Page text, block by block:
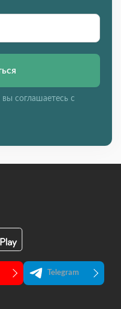
соглашаетесь с
Telegram